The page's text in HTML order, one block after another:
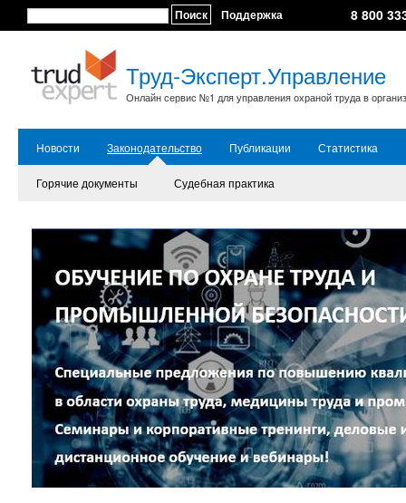
Поиск Поддержка 8 800
Труд-Эксперт.Управление
Онлайн сервис №1 для управления охраной труда в
Новости Законодательство Публикации Статистика
Горячие документы Судебная практика